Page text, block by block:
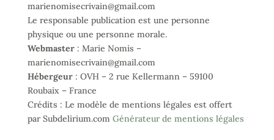
marienomisecrivain@gmail.com
Le responsable publication est une personne
physique ou une personne morale.
Webmaster: Marie Nomis –
marienomisecrivain@gmail.com
Hébergeur: OVH – 2 rue Kellermann – 59100
Roubaix – France
Crédits : Le modèle de mentions légales est offert
par Subdelirium.com Générateur de mentions légales